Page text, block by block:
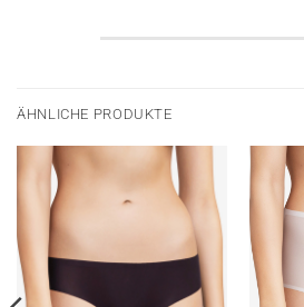
ÄHNLICHE PRODUKTE